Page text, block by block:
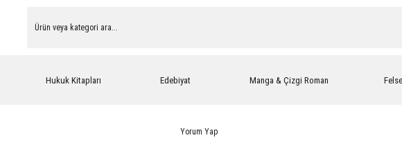
Hukuk Kitapları Edebiyat Manga & Çizgi Roman
Yorum Yap